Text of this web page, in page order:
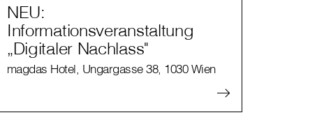
NEU:
Informationsveranstaltung
„Digitaler Nachlass"
magdas Hotel, Ungargasse 38, 1030 Wien